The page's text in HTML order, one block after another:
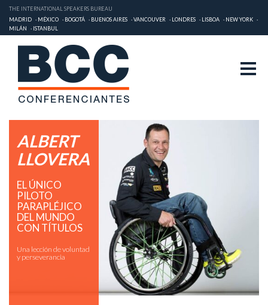
THE INTERNATIONAL SPEAKERS BUREAU
MADRID
MÉXICO BOGOTÁ BUENOS AIRES VANCOUVER LONDRES LISBOA
NEW YORK
MILÁN
ISTANBUL
ALBERT
LLOVERA
EL ÚNICO
PILOTO
PARAPLÉJICO
DEL MUNDO
CON TÍTULOS
Una lección de voluntad
y perseverancia